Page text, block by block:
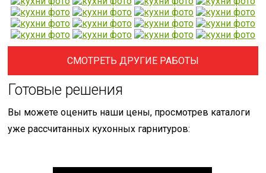
СМОТРЕТЬ ДРУГИЕ РАБОТЫ
Готовые решения
Вы можете оценить наши цены, просмотрев каталоги
уже рассчитанных кухонных гарнитуров: